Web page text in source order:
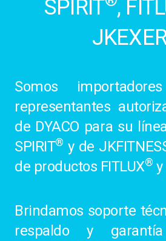
SPIRIT ,
Somos
representantes
de DYACO para su
SPIRIT® y de
de productos FITLUX® y
Brindamos soporte
respaldo y